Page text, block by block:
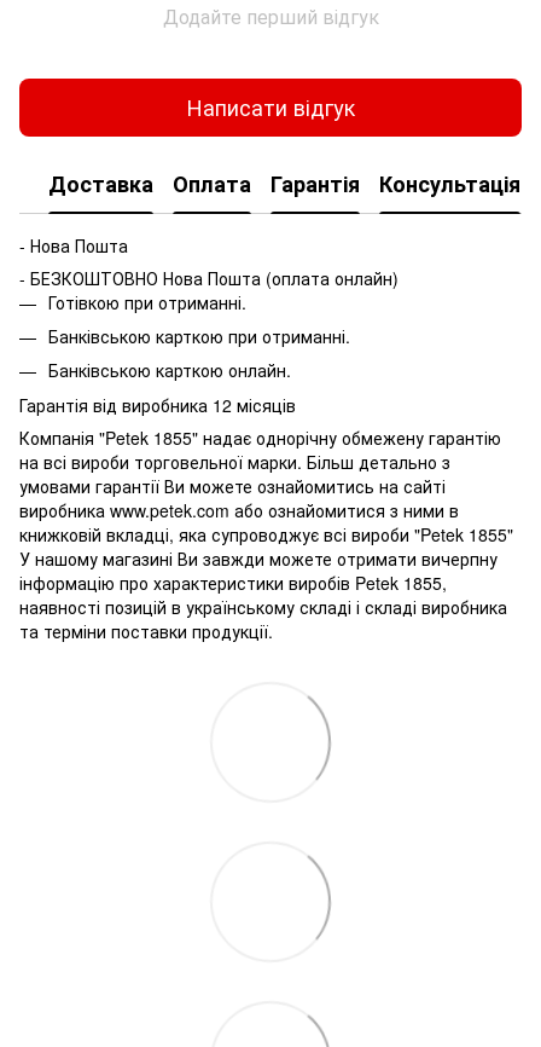
Додайте перший відгук
Написати відгук
Доставка Оплата Гарантія Консультація
- Нова Пошта
- БЕЗКОШТОВНО Нова Пошта (оплата онлайн)
Готівкою при отриманні.
Банківською карткою при отриманні.
Банківською карткою онлайн.
Гарантія від виробника 12 місяців
Компанія "Petek 1855" надає однорічну обмежену гарантію
на всі вироби торговельної марки. Більш детально з
умовами гарантії Ви можете ознайомитись на сайті
виробника www.petek.com або ознайомитися з ними в
книжковій вкладці, яка супроводжує всі вироби "Petek 1855"
У нашому магазині Ви завжди можете отримати вичерпну
інформацію про характеристики виробів Petek 1855,
наявності позицій в українському складі і складі виробника
та терміни поставки продукції.